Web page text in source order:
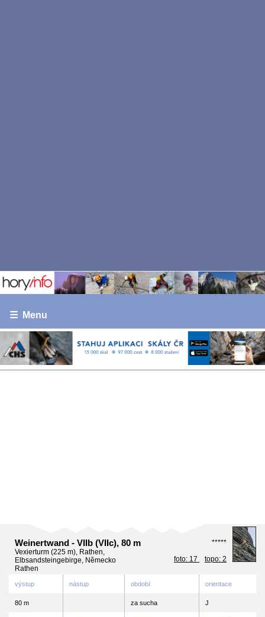
☰ Menu
*****
foto: 17
topo: 2
Weinertwand - VIIb (VIIc), 80 m
Vexierturm (225 m), Rathen,
Elbsandsteingebirge, Německo
Rathen
výstup nástup období orientace
80 m za sucha J